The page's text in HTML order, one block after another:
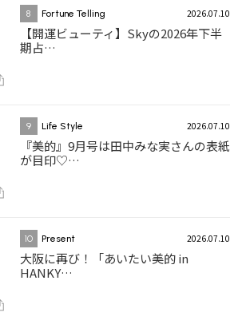
8 Fortune Telling 2026.07.10
【開運ビューティ】Skyの2026年下半
期占…
9 Life Style 2026.07.10
『美的』9月号は田中みな実さんの表紙
が目印♡…
10 Present 2026.07.10
大阪に再び！「あいたい美的 in
HANKY…